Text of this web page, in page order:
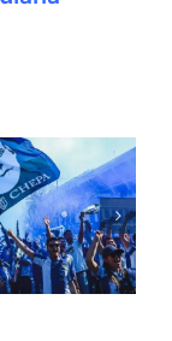
Patiment
&